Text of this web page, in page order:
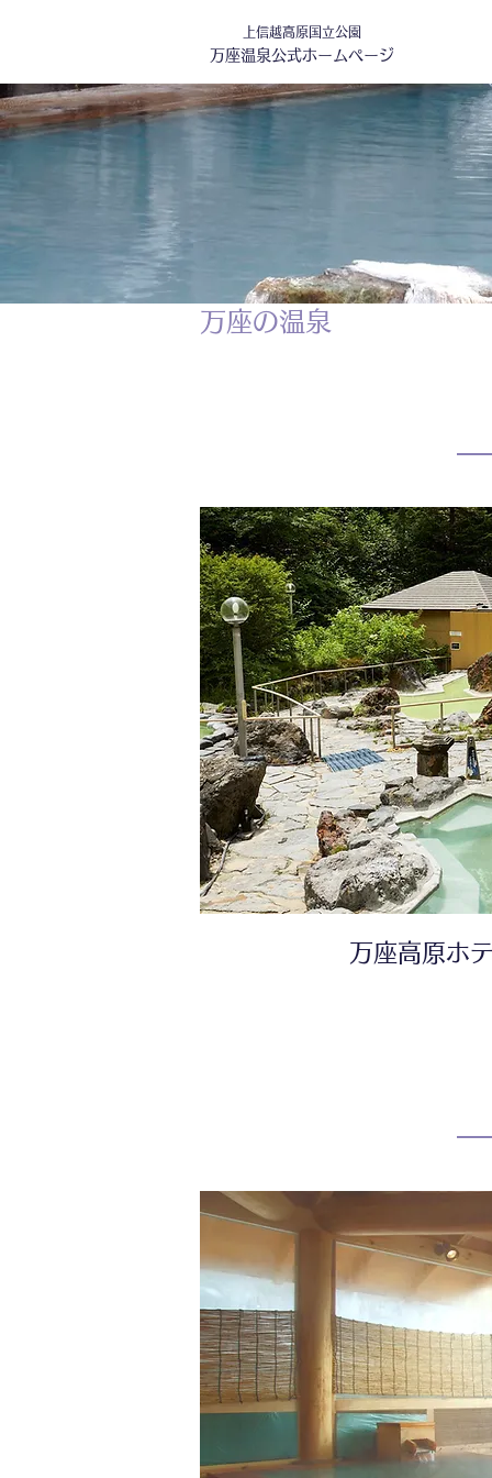
上信越高原国立公園
万座温泉公式ホームページ
万座の温泉
万座高原ホ